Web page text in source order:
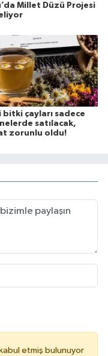
Millet Düzü Projesi
bitki çayları sadece
satılacak,
zorunlu oldu!
kabul etmiş bulunuyor